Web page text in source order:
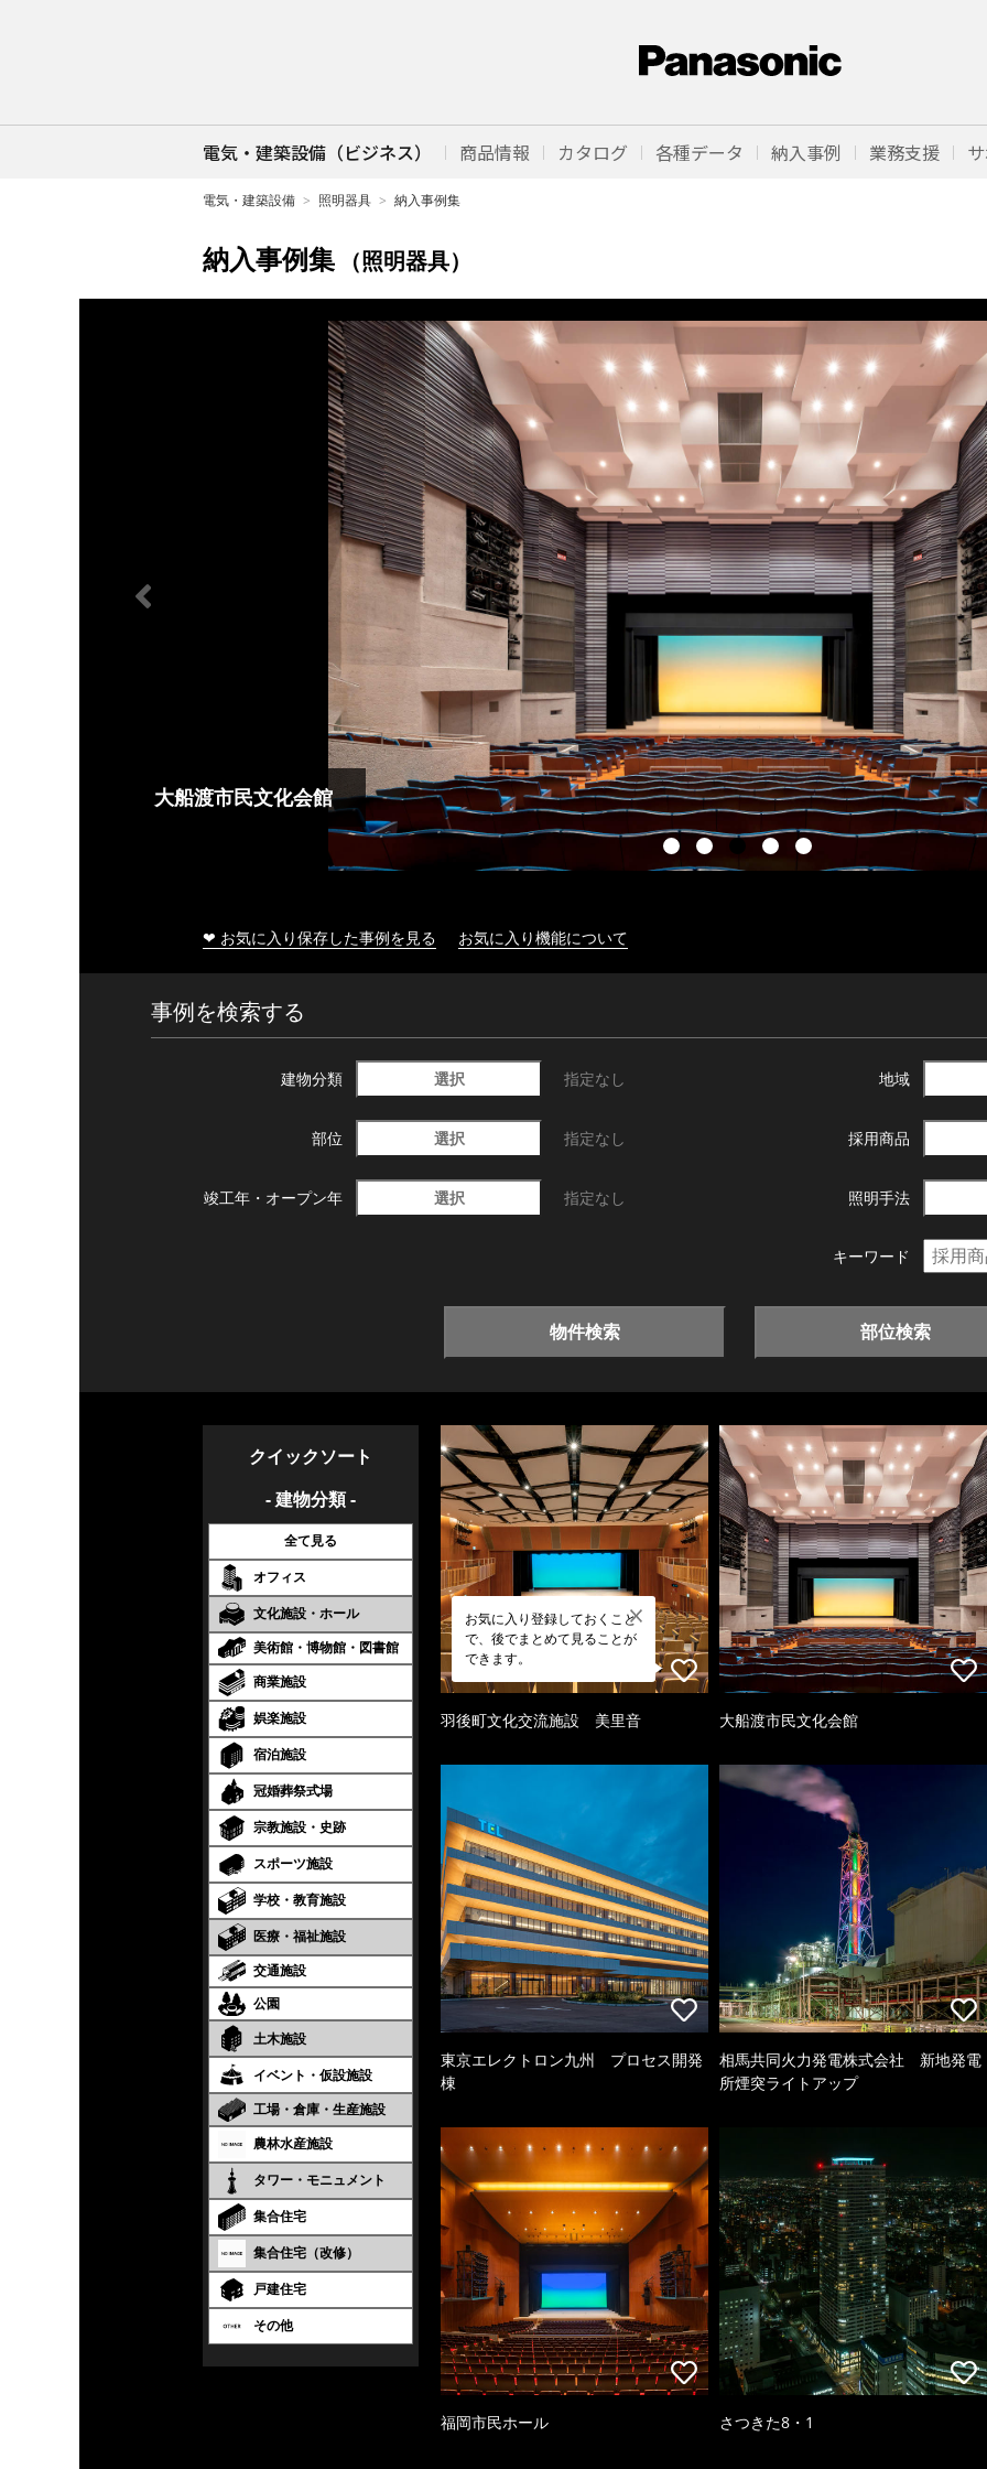
電気・建築設備（ビジネス） 商品情報 カタログ 各種データ 納入事例 業務支援
電気・建築設備 照明器具 納入事例集
納入事例集 （照明器具）
大船渡市民文化会館
❤ お気に入り保存した事例を見る お気に入り機能について
事例を検索する
建物分類 選択 指定なし 地域
部位 選択 指定なし 採用商品
竣工年・ オープン年 選択 指定なし 照明手法
キーワード
物件検索 部位検索
クイックソート
- 建物分類 -
全て見る
オフィス
文化施設・ホール
美術館・博物館・図書館
商業施設
娯楽施設
宿泊施設
冠婚葬祭式場
宗教施設・史跡
スポーツ施設
学校・教育施設
医療・福祉施設
交通施設
公園
土木施設
イベント・仮設施設
工場・倉庫・生産施設
農林水産施設
タワー・モニュメント
集合住宅
集合住宅（改修）
戸建住宅
その他
お気に入り登録しておくこと
で、後でまとめて見ることが
できます。
羽後町文化交流施設 美里音 大船渡市民文化会館
東京エレクトロン九州 プロセス開発
棟
相馬共同火力発電株式会社 新地発電
所煙突ライトアップ
福岡市民ホール さつきた8・1